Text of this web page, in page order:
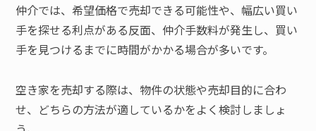
仲介では、希望価格で売却できる可能性や、幅広い買い
手を探せる利点がある反面、仲介手数料が発生し、買い
手を見つけるまでに時間がかかる場合が多いです。
空き家を売却する際は、物件の状態や売却目的に合わ
せ、どちらの方法が適しているかをよく検討しましょ